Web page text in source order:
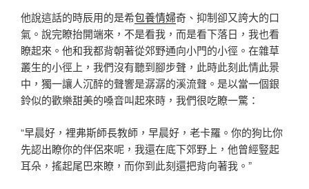
他說這話的時辰用的是希包養情婦奇、抑制卻又誇大的口
氣。說完瞭抬開端來，不是看我，而是看下落日，我也看
瞭起來。他和我都背朝著從郊野通向小門的小徑。在雜草
叢生的小徑上，我們沒有聽到腳步聲，此時此刻此情此景
中，獨一讓人沉醉的聲響是潺潺的溪流聲。是以當一個銀
鈴似的歡樂甜美的嗓音叫起來時，我們很吃瞭一驚：
“早晨好，裡弗斯師長教師，早晨好，老卡羅。你的狗比你
先認出瞭你的伴侶來呢，我還在底下郊野上，他曾經豎起
耳朵，搖起尾巴來瞭，而你到此刻還把背向著我。”